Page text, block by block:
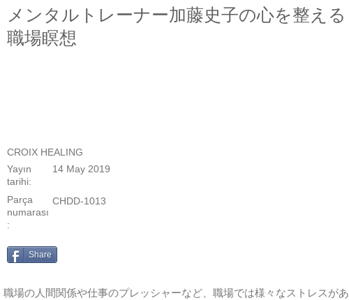
メンタルトレーナー加藤史子の心を整える
職場瞑想
CROIX HEALING
14 May 2019
Yayın
tarihi:
Parça
numarası
:
CHDD-1013
Share
職場の人間関係や仕事のプレッシャーなど、職場では様々なストレスがあ